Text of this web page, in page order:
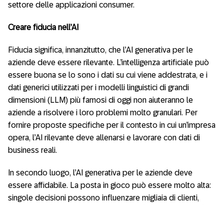
settore delle applicazioni consumer.
Creare fiducia nell’AI
Fiducia significa, innanzitutto, che l’AI generativa per le
aziende deve essere rilevante. L’intelligenza artificiale può
essere buona se lo sono i dati su cui viene addestrata, e i
dati generici utilizzati per i modelli linguistici di grandi
dimensioni (LLM) più famosi di oggi non aiuteranno le
aziende a risolvere i loro problemi molto granulari. Per
fornire proposte specifiche per il contesto in cui un’impresa
opera, l’AI rilevante deve allenarsi e lavorare con dati di
business reali.
In secondo luogo, l’AI generativa per le aziende deve
essere affidabile. La posta in gioco può essere molto alta:
singole decisioni possono influenzare migliaia di clienti,